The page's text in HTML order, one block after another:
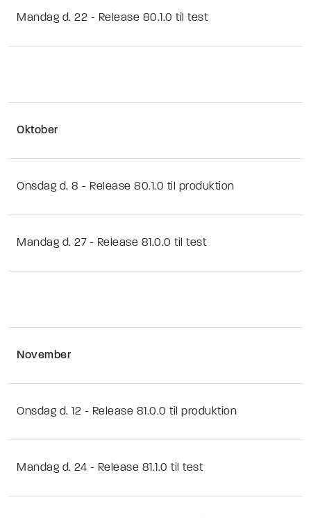
Mandag d. 22 - Release 80.1.0 til test
Oktober
Onsdag d. 8 - Release 80.1.0 til produktion
Mandag d. 27 - Release 81.0.0 til test
November
Onsdag d. 12 - Release 81.0.0 til produktion
Mandag d. 24 - Release 81.1.0 til test